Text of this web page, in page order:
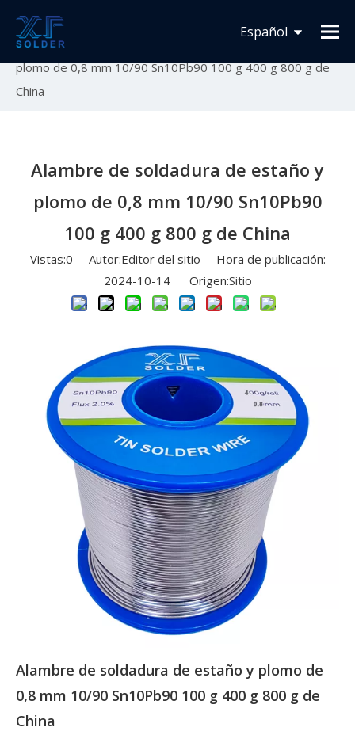
Español
Français
Usted está aquí:
de nuevo producto
Alambre de soldadura de estaño y
plomo de 0,8 mm 10/90 Sn10Pb90 100 g 400 g 800 g de
China
Alambre de soldadura de estaño y
plomo de 0,8 mm 10/90 Sn10Pb90
100 g 400 g 800 g de China
Vistas:0 Autor:Editor del sitio Hora de publicación:
2024-10-14 Origen:Sitio
Alambre de soldadura de estaño y plomo de
0,8 mm 10/90 Sn10Pb90 100 g 400 g 800 g de
China